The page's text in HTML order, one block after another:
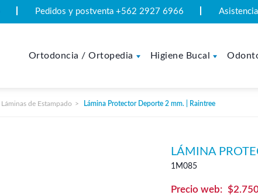
Pedidos y postventa +562 2927 6966
Ortodoncia / Ortopedia Higiene Bucal
Láminas de Estampado Lámina Protector Deporte 2 mm. | Raintree
LÁMINA
1M085
$